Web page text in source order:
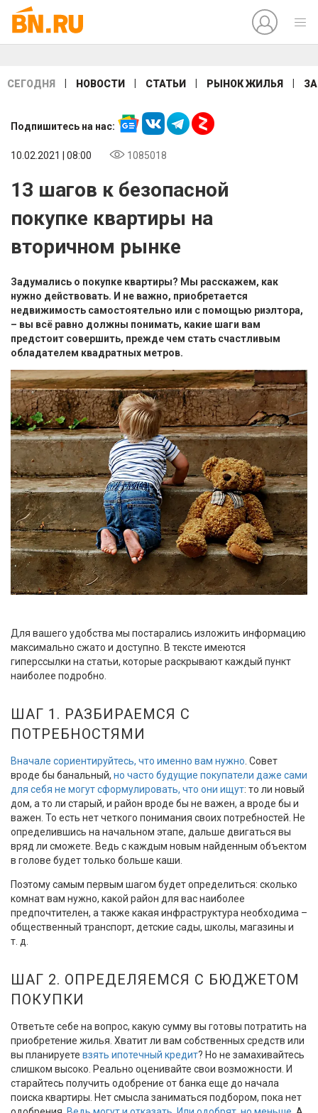
СЕГОДНЯ НОВОСТИ СТАТЬИ РЫНОК ЖИЛЬЯ
Подпишитесь на нас:
10.02.2021 | 08:00 1085018
13 шагов к безопасной
покупке квартиры на
вторичном рынке
Задумались о покупке квартиры? Мы расскажем, как
нужно действовать. И не важно, приобретается
недвижимость самостоятельно или с помощью риэлтора,
– вы всё равно должны понимать, какие шаги вам
предстоит совершить, прежде чем стать счастливым
обладателем квадратных метров.
Для вашего удобства мы постарались изложить информацию
максимально сжато и доступно. В тексте имеются
гиперссылки на статьи, которые раскрывают каждый пункт
наиболее подробно.
ШАГ 1. РАЗБИРАЕМСЯ С
ПОТРЕБНОСТЯМИ
Вначале сориентируйтесь, что именно вам нужно . Совет
вроде бы банальный, но часто будущие покупатели даже сами
для себя не могут сформулировать, что они ищут: то ли новый
дом, а то ли старый, и район вроде бы не важен, а вроде бы и
важен. То есть нет четкого понимания своих потребностей. Не
определившись на начальном этапе, дальше двигаться вы
вряд ли сможете. Ведь с каждым новым найденным объектом
в голове будет только больше каши.
Поэтому самым первым шагом будет определиться: сколько
комнат вам нужно, какой район для вас наиболее
предпочтителен, а также какая инфраструктура необходима –
общественный транспорт, детские сады, школы, магазины и
т. д.
ШАГ 2. ОПРЕДЕЛЯЕМСЯ С БЮДЖЕТОМ
ПОКУПКИ
Ответьте себе на вопрос, какую сумму вы готовы потратить на
приобретение жилья. Хватит ли вам собственных средств или
вы планируете взять ипотечный кредит? Но не замахивайтесь
слишком высоко. Реально оценивайте свои возможности. И
старайтесь получить одобрение от банка еще до начала
поиска квартиры. Нет смысла заниматься подбором, пока нет